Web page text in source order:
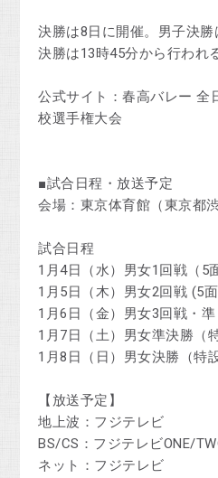
決勝は8日に開催。男子決
決勝は13時45分から行われ
公式サイト：春高バレー 全
校選手権大会
■試合日程・放送予定
会場：東京体育館（東京都渋
試合日程
1月4日（水）男女1回戦（
1月5日（木）男女2回戦 (5
1月6日（金）男女3回戦・
1月7日（土）男女準決勝（
1月8日（日）男女決勝（特
【放送予定】
地上波：フジテレビ
BS/CS：フジテレビONE/
ネット：フジテレビ